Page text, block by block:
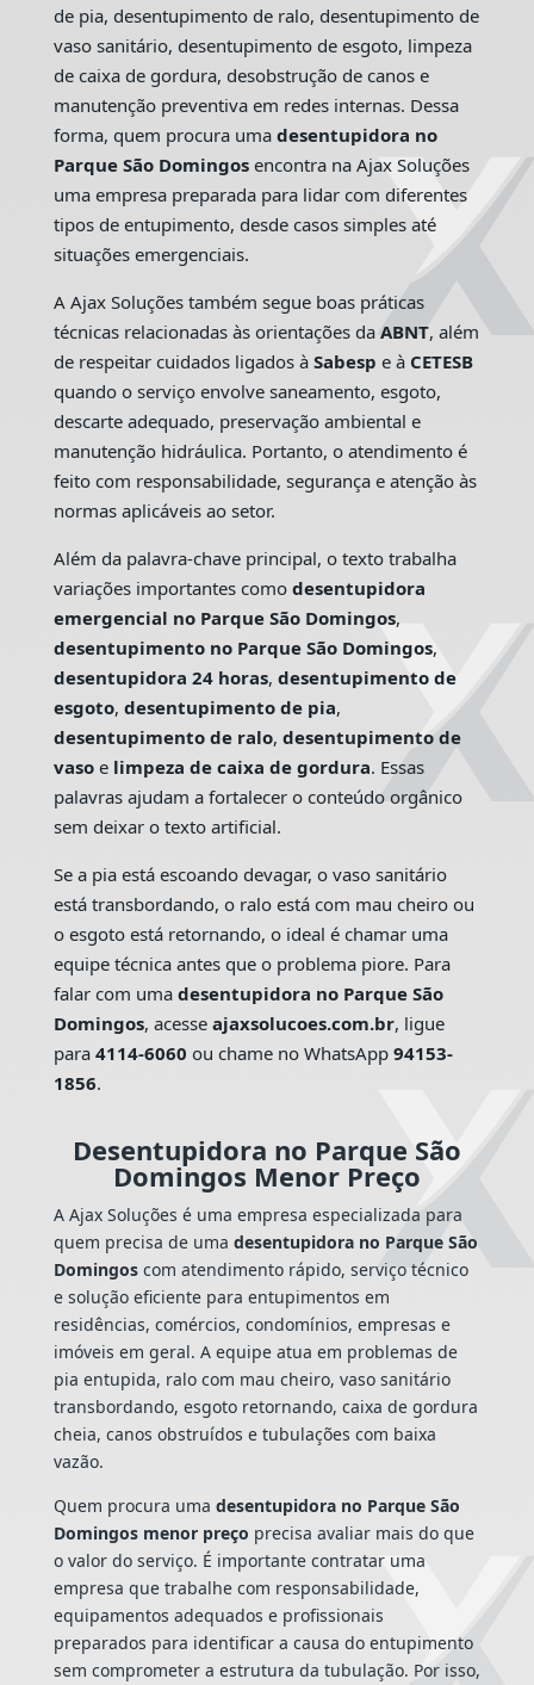
de pia, desentupimento de ralo, desentupimento de
vaso sanitário, desentupimento de esgoto, limpeza
de caixa de gordura, desobstrução de canos e
manutenção preventiva em redes internas. Dessa
forma, quem procura uma desentupidora no
Parque São Domingosencontra na Ajax Soluções
uma empresa preparada para lidar com diferentes
tipos de entupimento, desde casos simples até
situações emergenciais.
A Ajax Soluções também segue boas práticas
técnicas relacionadas às orientações da ABNT, além
de respeitar cuidados ligados à Sabesp e à CETESB
quando o serviço envolve saneamento, esgoto,
descarte adequado, preservação ambiental e
manutenção hidráulica. Portanto, o atendimento é
feito com responsabilidade, segurança e atenção às
normas aplicáveis ao setor.
Além da palavra-chave principal, o texto trabalha
variações importantes como desentupidora
emergencial no Parque São Domingos,
desentupimento no Parque São Domingos,
desentupidora 24 horas, desentupimento de
esgoto, desentupimento de pia,
desentupimento de ralo, desentupimento de
vasoe limpeza de caixa de gordura. Essas
palavras ajudam a fortalecer o conteúdo orgânico
sem deixar o texto artificial.
Se a pia está escoando devagar, o vaso sanitário
está transbordando, o ralo está com mau cheiro ou
o esgoto está retornando, o ideal é chamar uma
equipe técnica antes que o problema piore. Para
falar com uma desentupidora no Parque São
Domingos, acesse ajaxsolucoes.com.br, ligue
para 4114-6060 ou chame no WhatsApp 94153-
1856.
Desentupidora no Parque São
Domingos Menor Preço
A Ajax Soluções é uma empresa especializada para
quem precisa de uma desentupidora no Parque São
Domingoscom atendimento rápido, serviço técnico
e solução eficiente para entupimentos em
residências, comércios, condomínios, empresas e
imóveis em geral. A equipe atua em problemas de
pia entupida, ralo com mau cheiro, vaso sanitário
transbordando, esgoto retornando, caixa de gordura
cheia, canos obstruídos e tubulações com baixa
vazão.
Quem procura uma desentupidora no Parque São
Domingos menor preço precisa avaliar mais do que
o valor do serviço. É importante contratar uma
empresa que trabalhe com responsabilidade,
equipamentos adequados e profissionais
preparados para identificar a causa do entupimento
sem comprometer a estrutura da tubulação. Por isso,